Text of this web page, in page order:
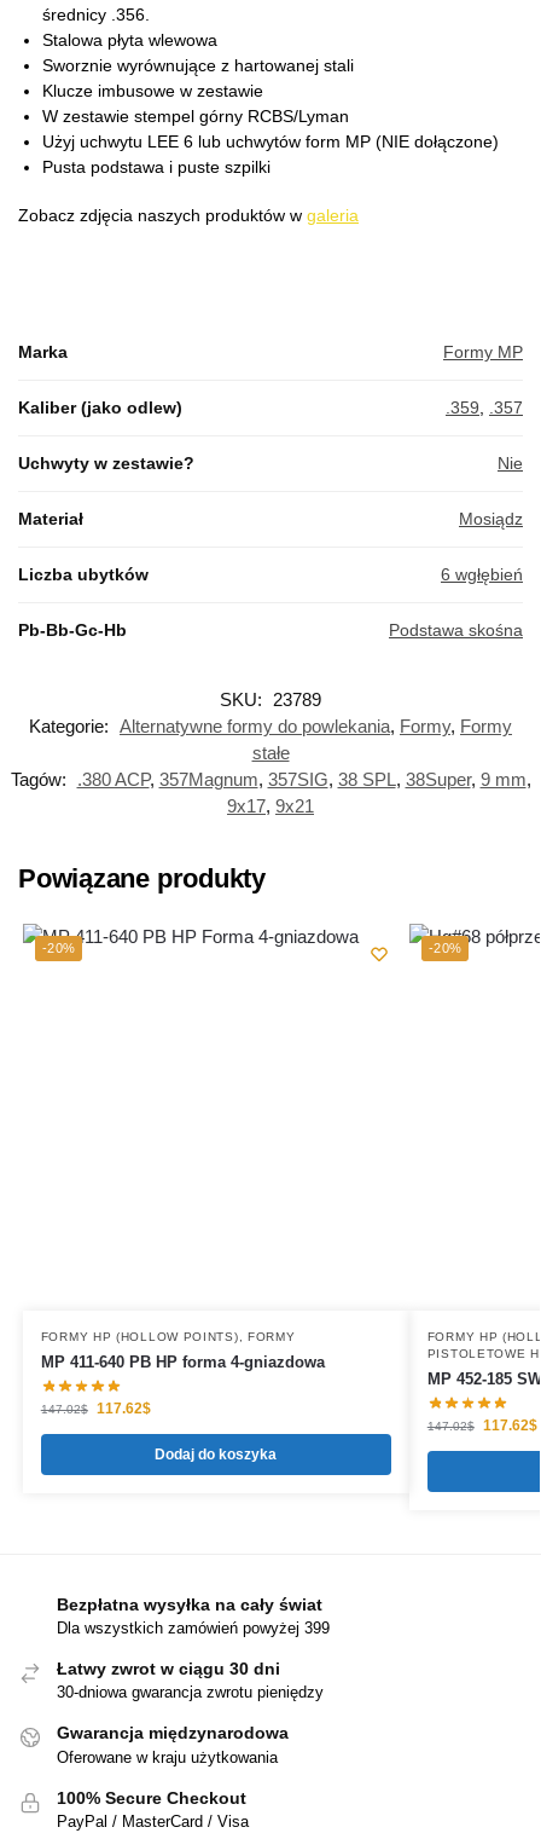
średnicy .356.
Stalowa płyta wlewowa
Sworznie wyrównujące z hartowanej stali
Klucze imbusowe w zestawie
W zestawie stempel górny RCBS/Lyman
Użyj uchwytu LEE 6 lub uchwytów form MP (NIE dołączone)
Pusta podstawa i puste szpilki
Zobacz zdjęcia naszych produktów w galeria
Marka Formy MP
Kaliber (jako odlew) .359 .357
Uchwyty w zestawie? Nie
Materiał Mosiądz
Liczba ubytków 6 wgłębień
Pb-Bb-Gc-Hb Podstawa skośna
SKU:
23789
Kategorie: Alternatywne formy do powlekania, Formy, Formy
stałe
Tagów:
.380 ACP, 357Magnum, 357SIG, 38 SPL, 38Super, 9 mm,
9x17, 9x21
Powiązane produkty
-20%
FORMY HP (HOLLOW POINTS) FORMY
MP 411-640 PB HP forma 4-gniazdowa
147.02$ 117.62$
Dodaj do koszyka
-20%
FORMY HP
PISTOLETOWE
MP 452-185
147.02$ 117.62$
Bezpłatna wysyłka na cały świat
Dla wszystkich zamówień powyżej 399
Łatwy zwrot w ciągu 30 dni
30-dniowa gwarancja zwrotu pieniędzy
Gwarancja międzynarodowa
Oferowane w kraju użytkowania
100% Secure Checkout
PayPal / MasterCard / Visa